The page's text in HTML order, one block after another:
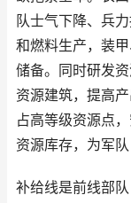
队士气下降、兵
和燃料生产，装
储备。同时研发
资源建筑，提高
占高等级资源点
资源库存，为军
补给线是前线部